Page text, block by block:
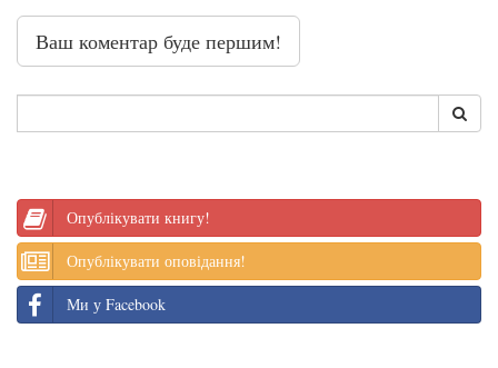
Ваш коментар буде першим!
Опублікувати книгу!
Опублікувати оповідання!
Ми у Facebook